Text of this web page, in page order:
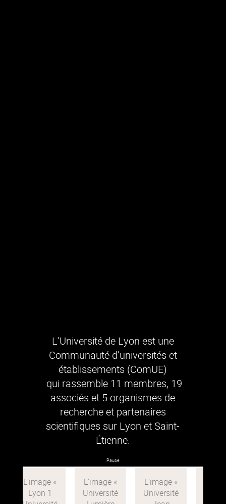
L’Université de Lyon est une
Communauté d’universités et
établissements (ComUE)
qui rassemble 11 membres, 19
associés et 5 organismes de
recherche et partenaires
scientifiques sur Lyon et Saint-
Étienne.
Pause